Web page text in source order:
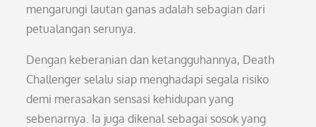
mengarungi lautan ganas adalah sebagian dari
petualangan serunya.
Dengan keberanian dan ketangguhannya, Death
Challenger selalu siap menghadapi segala risiko
demi merasakan sensasi kehidupan yang
sebenarnya. Ia juga dikenal sebagai sosok yang